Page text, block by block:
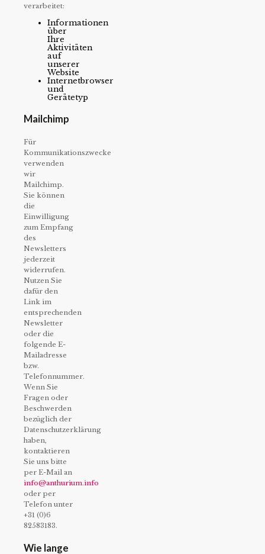
verarbeitet:
Informationen
über
Ihre
Aktivitäten
auf
unserer
Website
Internetbrowser
und
Gerätetyp
Mailchimp
Für
Kommunikationszwecke
verwenden
wir
Mailchimp.
Sie können
die
Einwilligung
zum Empfang
des
Newsletters
jederzeit
widerrufen.
Nutzen Sie
dafür den
Link im
entsprechenden
Newsletter
oder die
folgende E-
Mailadresse
bzw.
Telefonnummer.
Wenn Sie
Fragen oder
Beschwerden
bezüglich der
Datenschutzerklärung
haben,
kontaktieren
Sie uns bitte
per E-Mail an
info@anthurium.info
oder per
Telefon unter
+31 (0)6
82583183.
Wie lange